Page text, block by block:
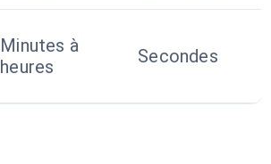
Minutes à
heures
Secondes